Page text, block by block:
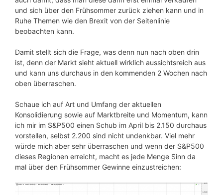
und sich über den Frühsommer zurück ziehen kann und in
Ruhe Themen wie den Brexit von der Seitenlinie
beobachten kann.
Damit stellt sich die Frage, was denn nun nach oben drin
ist, denn der Markt sieht aktuell wirklich aussichtsreich aus
und kann uns durchaus in den kommenden 2 Wochen nach
oben überraschen.
Schaue ich auf Art und Umfang der aktuellen
Konsolidierung sowie auf Marktbreite und Momentum, kann
ich mir im S&P500 einen Schub im April bis 2.150 durchaus
vorstellen, selbst 2.200 sind nicht undenkbar. Viel mehr
würde mich aber sehr überraschen und wenn der S&P500
dieses Regionen erreicht, macht es jede Menge Sinn da
mal über den Frühsommer Gewinne einzustreichen: